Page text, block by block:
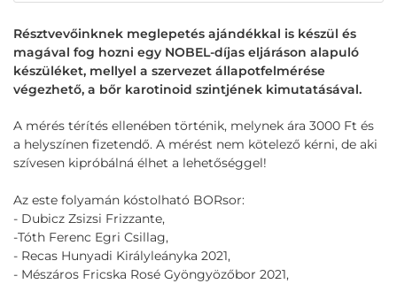
Résztvevőinknek meglepetés ajándékkal is készül és
magával fog hozni egy NOBEL-díjas eljáráson alapuló
készüléket, mellyel a szervezet állapotfelmérése
végezhető, a bőr karotinoid szintjének kimutatásával.
A mérés térítés ellenében történik, melynek ára 3000 Ft és
a helyszínen fizetendő. A mérést nem kötelező kérni, de aki
szívesen kipróbálná élhet a lehetőséggel!
Az este folyamán kóstolható BORsor:
- Dubicz Zsizsi Frizzante,
-Tóth Ferenc Egri Csillag,
- Recas Hunyadi Királyleányka 2021,
- Mészáros Fricska Rosé Gyöngyözőbor 2021,